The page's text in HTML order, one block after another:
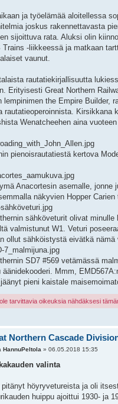
ja työelämää aloitellessa
joskus rakennettavasta
sijoittuva rata. Aluksi olin
Trains -liikkeessä ja matkaan
vaunut.
rautatiekirjallisuutta
Erityisesti Great Northern
lempinimen the Empire Builder,
rautatieoperoinnista.
Wenatcheehen aina
pienoisrautatiestä kertova
Anacortesin asemalle,
näkyvien Hopper
sähköveturit olivat
valmistunut W1. Veturi
ollut sähköistystä eivätkä
7_malmijuna.jpg
SD7 #569 vetämässä
äänidekooderi. Mmm,
pieni kaistale
tarvittavia oikeuksia nähdäksesi
Northern Cascade
HannuPeltola » 06.05.2018 15:35
valinta
pitänyt höyryvetureista ja oli
huippu ajoittui 1930- ja